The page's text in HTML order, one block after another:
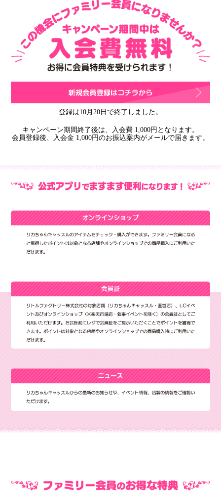
登録は10月20日で終了しました。
キャンペーン期間終了後は、入会費 1,000円となります。
会員登録後、入会金 1,000円のお振込案内がメールで届きます。